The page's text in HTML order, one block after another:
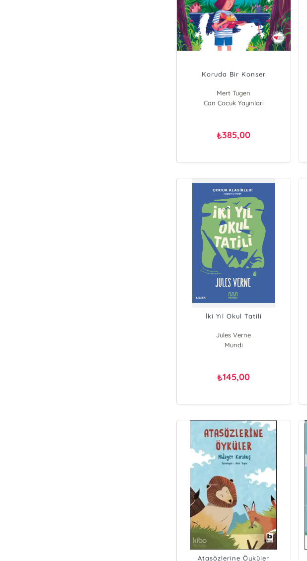
Koruda Bir Konser
Mert Tugen
Can Çocuk Yayınları
₺385,00
İki Yıl Okul Tatili
Jules Verne
Mundi
₺145,00
Atasözlerine Öyküler